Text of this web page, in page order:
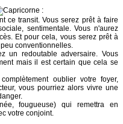
:
ce transit. Vous serez prêt à faire
sentimentale. Vous n'aurez
Et pour cela, vous serez prêt à
conventionnelles.
un redoutable adversaire. Vous
mais il est certain que cela se
oublier votre foyer,
vous pourriez alors vivre une
fougueuse) qui remettra en
votre conjoint.